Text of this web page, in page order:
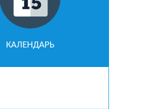
КАЛЕНДАРЬ